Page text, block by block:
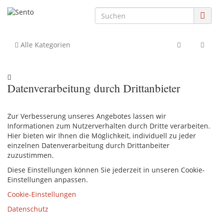
Alle Kategorien
Datenverarbeitung durch Drittanbieter
Zur Verbesserung unseres Angebotes lassen wir
Informationen zum Nutzerverhalten durch Dritte verarbeiten.
Hier bieten wir Ihnen die Möglichkeit, individuell zu jeder
einzelnen Datenverarbeitung durch Drittanbeiter
zuzustimmen.
Diese Einstellungen können Sie jederzeit in unseren Cookie-
Einstellungen anpassen.
Cookie-Einstellungen
Datenschutz